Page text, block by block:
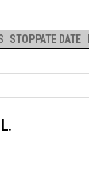
STOPPATE DATE